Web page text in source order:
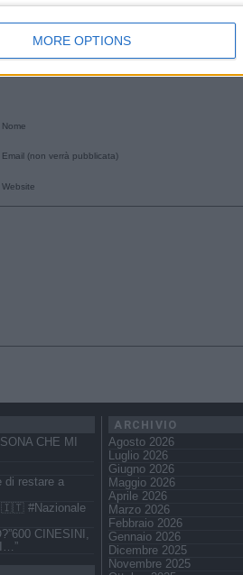
MORE OPTIONS
- 16:01 da Istvan in
.
Nome
Email (non verrà pubblicata)
Website
CHE MI
di restare a
🇮🇹 #Nazionale
CINESINI,
ARCHIVIO
Agosto 2026
Luglio 2026
Giugno 2026
Maggio 2026
Aprile 2026
Marzo 2026
Febbraio 2026
Gennaio 2026
Dicembre 2025
Novembre 2025